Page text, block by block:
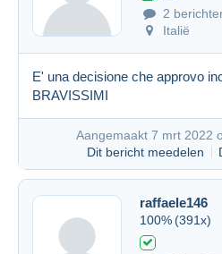
2
Italië
E' una decisione che approvo
BRAVISSIMI
Aangemaakt 7 mrt 2022
Dit bericht meedelen
raffaele146
100% (391x)